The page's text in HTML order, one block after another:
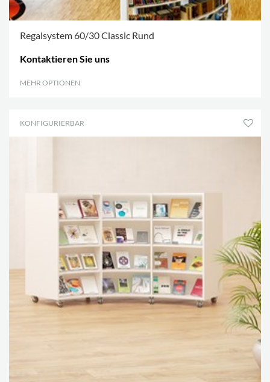
Regalsystem 60/30 Classic Rund
Kontaktieren Sie uns
MEHR OPTIONEN
KONFIGURIERBAR